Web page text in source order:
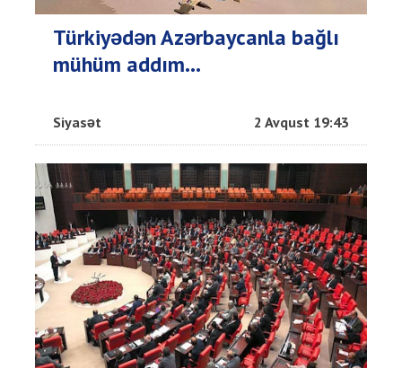
Türkiyədən Azərbaycanla bağlı
mühüm addım...
Siyasət 2 Avqust 19:43